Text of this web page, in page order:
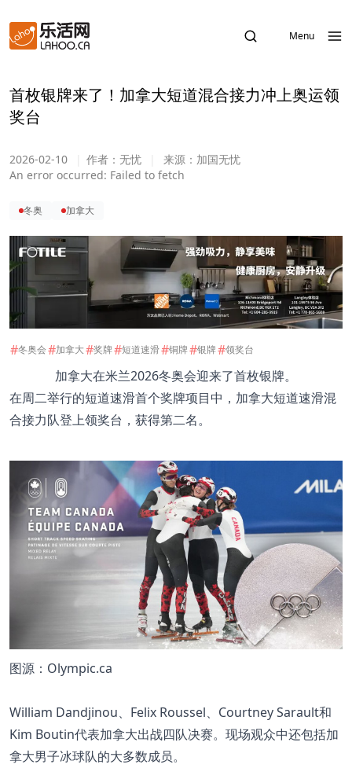
Menu
首枚银牌来了！加拿大短道混合接力冲上奥运领
奖台
2026-02-10 作者： 无忧 来源： 加国无忧
An error occurred: Failed to fetch
冬奥 加拿大
#冬奥会#加拿大#奖牌#短道速滑#铜牌#银牌#领奖台
加拿大在米兰2026冬奥会迎来了首枚银牌。
在周二举行的短道速滑首个奖牌项目中，加拿大短道速滑混
合接力队登上领奖台，获得第二名。
图源：Olympic.ca
William Dandjinou、Felix Roussel、Courtney Sarault和
Kim Boutin代表加拿大出战四队决赛。现场观众中还包括加
拿大男子冰球队的大多数成员。